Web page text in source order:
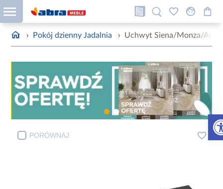
› Pokój dzienny Jadalnia › Uchwyt Siena/Monza/
PORÓWNAJ